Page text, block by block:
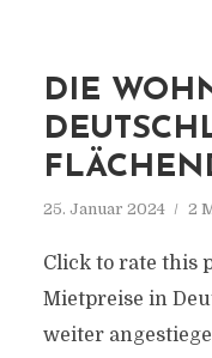
DIE
25. Januar 2024 2
Click to rate this
Mietpreise in
weiter